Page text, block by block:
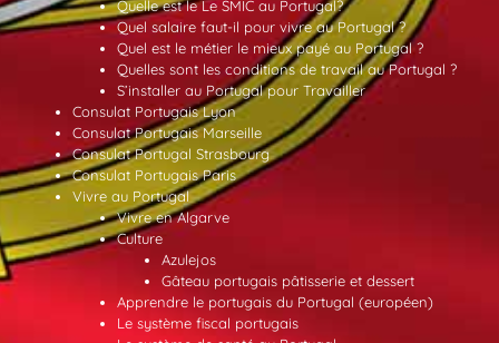
Quelle est le Le SMIC au Portugal?
Quel salaire faut-il pour vivre au Portugal ?
Quel est le métier le mieux payé au Portugal ?
Quelles sont les conditions de travail au Portugal ?
S’installer au Portugal pour Travailler
Consulat Portugais Lyon
Consulat Portugais Marseille
Consulat Portugal Strasbourg
Consulat Portugais Paris
Vivre au Portugal
Vivre en Algarve
Culture
Azulejos
Gâteau portugais pâtisserie et dessert
Apprendre le portugais du Portugal (européen)
Le système fiscal portugais